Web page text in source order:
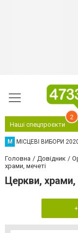
Наші спецпроєкти
2
М МІСЦЕВІ ВИБОРИ
Головна Довідник
храми, мечеті
Церкви, храми,